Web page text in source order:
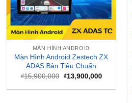
MÀN HÌNH ANDROID
Màn Hình Android Zestech ZX
ADAS Bản Tiêu Chuẩn
₫15,900,000 Giá
là:
₫13,900,000Giá
tại